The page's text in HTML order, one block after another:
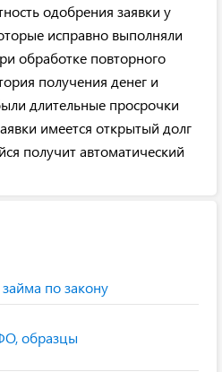
одобрения заявки у
исправно выполняли
обработке повторного
получения денег и
длительные просрочки
имеется открытый долг
получит автоматический
по закону
образцы